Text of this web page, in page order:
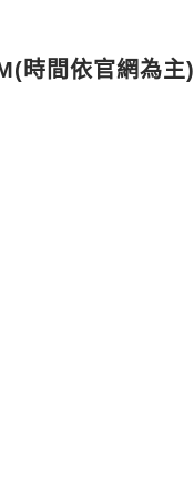
時間依官網為主)